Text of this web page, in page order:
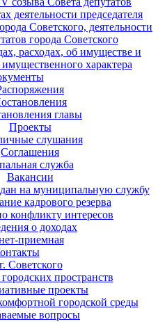
деятельности председателя
Советского, деятельности
города Советского
расходах, об имуществе и
имущественного характера
главы
Проекты
слушания
Соглашения
служба
Вакансии
на муниципальную службу
кадрового резерва
конфликту интересов
о доходах
приемная
Советского
пространств
проекты
городской среды
вопросы